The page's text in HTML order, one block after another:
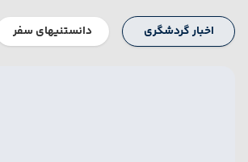
اخبار گردشگری دانستنیهای سفر